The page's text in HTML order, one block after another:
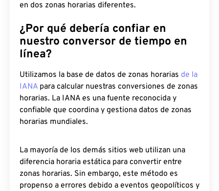
en dos zonas horarias diferentes.
¿Por qué debería confiar en
nuestro conversor de tiempo en
línea?
Utilizamos la base de datos de zonas horarias de la
IANA para calcular nuestras conversiones de zonas
horarias. La IANA es una fuente reconocida y
confiable que coordina y gestiona datos de zonas
horarias mundiales.
La mayoría de los demás sitios web utilizan una
diferencia horaria estática para convertir entre
zonas horarias. Sin embargo, este método es
propenso a errores debido a eventos geopolíticos y